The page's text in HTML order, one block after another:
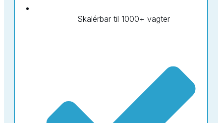
Skalérbar til 1000+ vagter